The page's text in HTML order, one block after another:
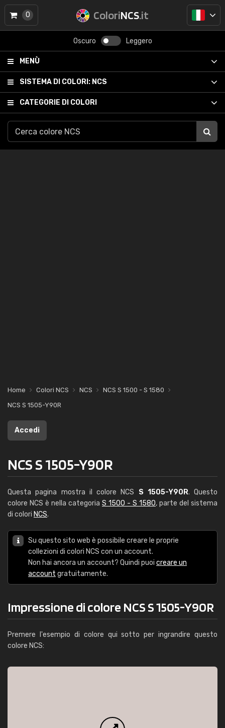
ColoriNCS.it
Oscuro Leggero
MENÙ
SISTEMA DI COLORI: NCS
CATEGORIE DI COLORI
0
Home Colori NCS NCS
NCS S 1500 - S 1580
NCS S 1505-Y90R
Accedi
NCS S 1505-Y90R
Questa pagina mostra il colore NCS S 1505-Y90R. Questo
colore NCS è nella categoria S 1500 - S 1580, parte del sistema
di colori NCS.
Su questo sito web è possibile creare le proprie
collezioni di colori NCS con un account.
Non hai ancora un account? Quindi puoi creare un
account gratuitamente.
Impressione di colore NCS S 1505-Y90R
Premere l'esempio di colore qui sotto per ingrandire questo
colore NCS: